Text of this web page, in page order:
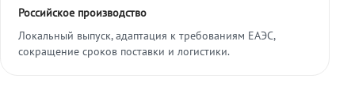
Российское производство
Локальный выпуск, адаптация к требованиям ЕАЭС,
сокращение сроков поставки и логистики.